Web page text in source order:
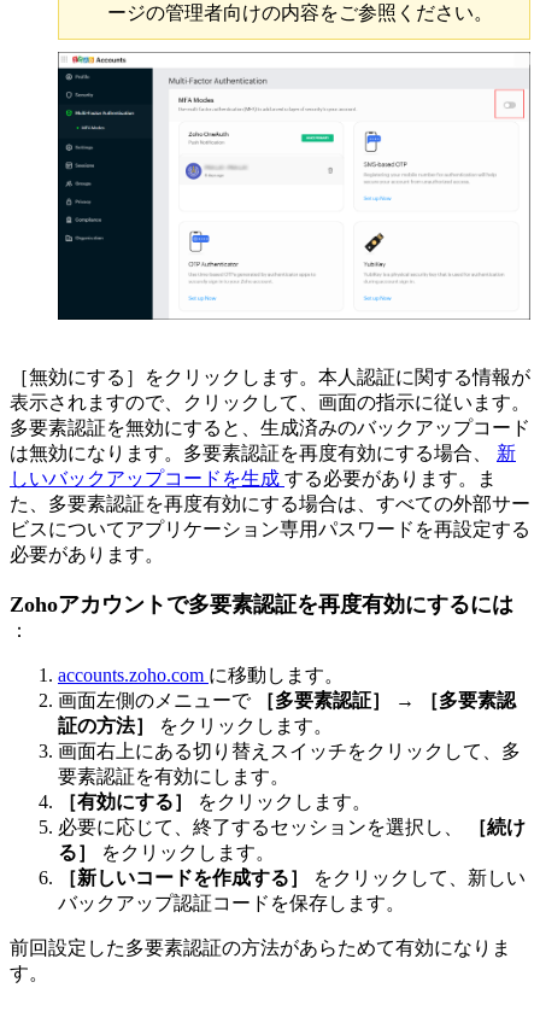
ージの管理者向けの内容をご参照ください。
［無効にする］をクリックします。本人認証に関する情報が
表示されますので、クリックして、画面の指示に従います。
多要素認証を無効にすると、生成済みのバックアップコード
は無効になります。多要素認証を再度有効にする場合、 新
しいバックアップコードを生成 する必要があります。ま
た、多要素認証を再度有効にする場合は、すべての外部サー
ビスについてアプリケーション専用パスワードを再設定する
必要があります。
Zohoアカウントで多要素認証を再度有効にするには
：
accounts.zoho.com に移動します。
画面左側のメニューで
［多要素認証］ →
［多要素認
証の方法］
をクリックします。
画面右上にある切り替えスイッチをクリックして、多
要素認証を有効にします。
［有効にする］
をクリックします。
必要に応じて、終了するセッションを選択し、
［続け
る］
をクリックします。
［新しいコードを作成する］
をクリックして、新しい
バックアップ認証コードを保存します。
前回設定した多要素認証の方法があらためて有効になりま
す。